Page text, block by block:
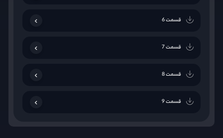
قسمت 6
قسمت 7
قسمت 8
قسمت 9
قسمت 10